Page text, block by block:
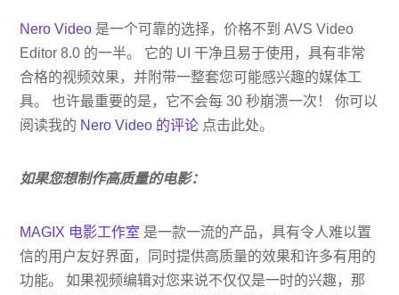
Nero Video 是一个可靠的选择，价格不到 AVS Video
Editor 8.0 的一半。 它的 UI 干净且易于使用，具有非常
合格的视频效果，并附带一整套您可能感兴趣的媒体工
具。 也许最重要的是，它不会每 30 秒崩溃一次！ 你可以
阅读我的 Nero Video 的评论 点击此处。
如果您想制作高质量的电影：
MAGIX 电影工作室 是一款一流的产品，具有令人难以置
信的用户友好界面，同时提供高质量的效果和许多有用的
功能。 如果视频编辑对您来说不仅仅是一时的兴趣，那